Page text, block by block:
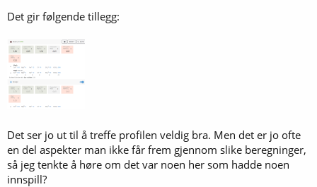
Det gir følgende tillegg:
Det ser jo ut til å treffe profilen veldig bra. Men det er jo ofte
en del aspekter man ikke får frem gjennom slike beregninger,
så jeg tenkte å høre om det var noen her som hadde noen
innspill?